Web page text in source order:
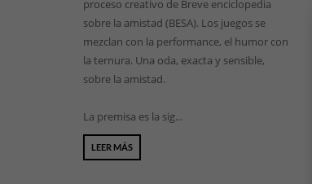
proceso creativo de Breve enciclopedia
sobre la amistad (BESA). Los juegos se
mezclan con la performance, el humor con
la ternura. Una oda, exacta y sensible,
sobre la amistad.
La premisa es la sig...
LEER MÁS